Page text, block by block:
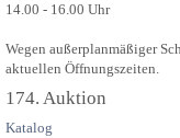
14.00 - 16.00 Uhr
Wegen außerplanmäßiger
aktuellen Öffnungszeiten.
174. Auktion
Katalog